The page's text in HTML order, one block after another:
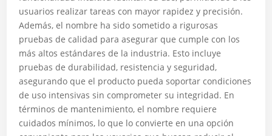
usuarios realizar tareas con mayor rapidez y precisión.
Además, el nombre ha sido sometido a rigurosas
pruebas de calidad para asegurar que cumple con los
más altos estándares de la industria. Esto incluye
pruebas de durabilidad, resistencia y seguridad,
asegurando que el producto pueda soportar condiciones
de uso intensivas sin comprometer su integridad. En
términos de mantenimiento, el nombre requiere
cuidados mínimos, lo que lo convierte en una opción